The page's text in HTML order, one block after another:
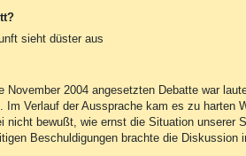
Panorama
Gesellschaft
Ostpreußen
Pommern
Brandenburg
Schlesien
sieht düster aus
November 2004 angesetzten Debatte war
Im Verlauf der Aussprache kam es zu harten
nicht bewußt, wie ernst die Situation unserer
Beschuldigungen brachte die Diskussion